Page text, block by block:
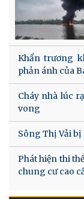
Khẩn trương
phản ánh của
Cháy nhà lúc
vong
Sông Thị Vải
Phát hiện thi
chung cư cao